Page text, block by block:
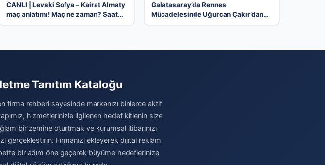
CANLI | Levski Sofya – Kairat Almaty
maç anlatımı! Maç ne zaman? Saat
Galatasaray’da Rennes
Mücadelesinde Uğurcan Çakır’dan
Tanıtım Kataloğu
firma rehberi sayesinde markanızı binlerce aktif
hizmetlerinizle ilgilenen hedef kitlenin size
bir zemine oturtmak ve kurumsal itibarınızı
gerçekleştirin. Firmanızı ekleyerek dijital reklam
bir adım öne geçerek büyüme hedeflerinize